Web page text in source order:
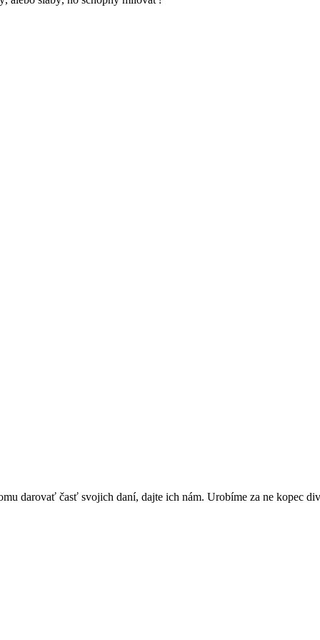
darovať časť svojich daní, dajte ich nám. Urobíme za ne kopec